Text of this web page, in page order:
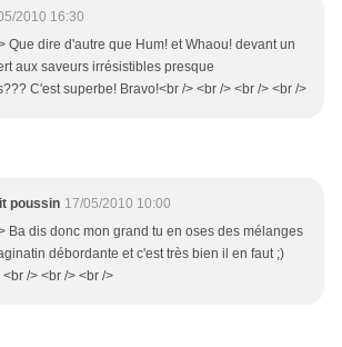
2010 16:30
Que dire d'autre que Hum! et Whaou! devant un
aux saveurs irrésistibles presque
C'est superbe! Bravo!<br /> <br /> <br /> <br />
poussin 17/05/2010 10:00
Ba dis donc mon grand tu en oses des mélanges
débordante et c'est très bien il en faut ;)
/> <br /> <br />